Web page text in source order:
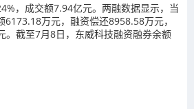
，成交额7.94亿元。两融数据显示，当
6173.18万元，融资偿还8958.58万元，
。截至7月8日，东威科技融资融券余额